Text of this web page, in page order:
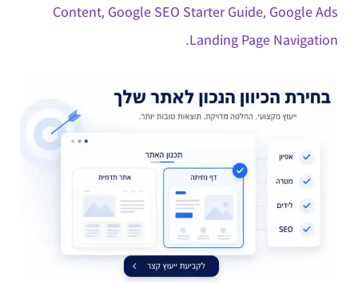
Content, Google SEO Starter Guide, Google Ads
Landing Page Navigation
.